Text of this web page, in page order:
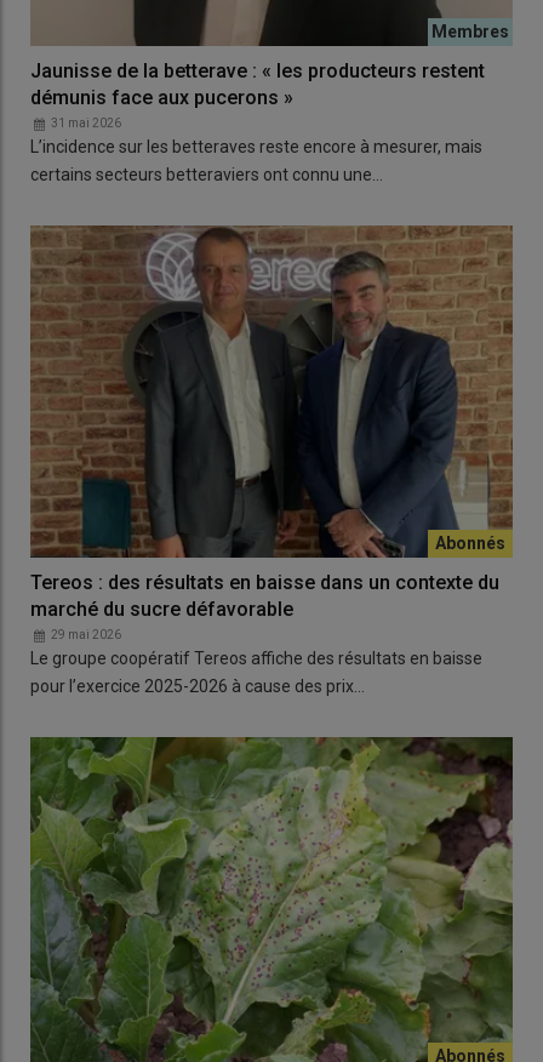
Jaunisse de la betterave : « les producteurs restent
démunis face aux pucerons »
31 mai 2026
L’incidence sur les betteraves reste encore à mesurer, mais
certains secteurs betteraviers ont connu une…
Tereos : des résultats en baisse dans un contexte du
marché du sucre défavorable
29 mai 2026
Le groupe coopératif Tereos affiche des résultats en baisse
pour l’exercice 2025-2026 à cause des prix…